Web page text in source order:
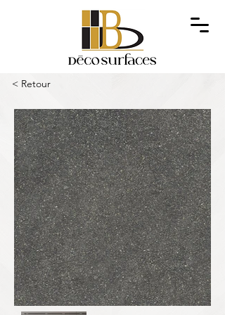
< Retour